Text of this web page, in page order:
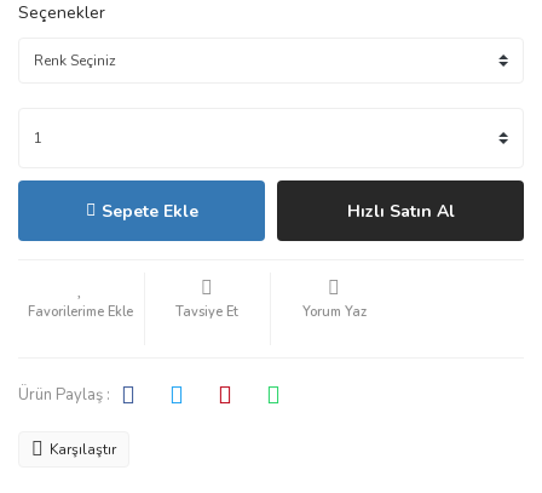
Seçenekler
Sepete Ekle Hızlı Satın Al
Tavsiye Et Yorum Yaz
Ürün Paylaş :
Karşılaştır